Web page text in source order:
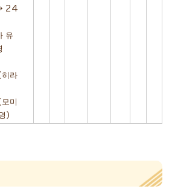
24
유
히라
미
)